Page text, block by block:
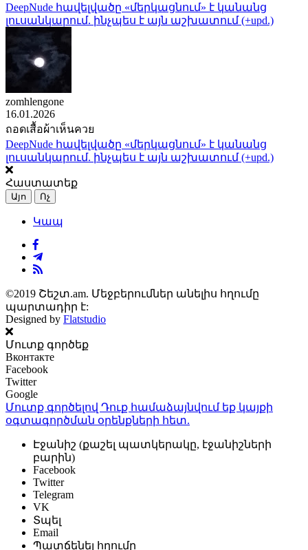
DeepNude հավելվածը «մերկացնում» է կանանց
լուսանկարում. ինչպես է այն աշխատում (+upd.)
zomhlengone
16.01.2026
ถอดเสื้อผ้าเห็นควย
DeepNude հավելվածը «մերկացնում» է կանանց
լուսանկարում. ինչպես է այն աշխատում (+upd.)
Հաստատեք
Այո Ոչ
Կապ
©2019 Շեշտ.am. Մեջբերումներ անելիս հղումը
պարտադիր է:
Designed by Flatstudio
Մուտք գործեք
Вконтакте
Facebook
Twitter
Google
Մուտք գործելով Դուք համաձայնվում եք կայքի
օգտագործման օրենքների հետ.
Էջանիշ (քաշել պատկերակը, էջանիշների
բարին)
Facebook
Twitter
Telegram
VK
Տպել
Email
Պատճենել հղումը